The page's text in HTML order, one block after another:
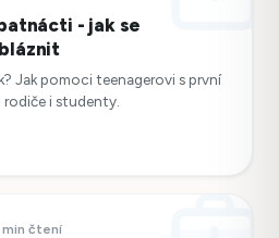
- jak se
Jak pomoci teenagerovi s první
i studenty.
min čtení